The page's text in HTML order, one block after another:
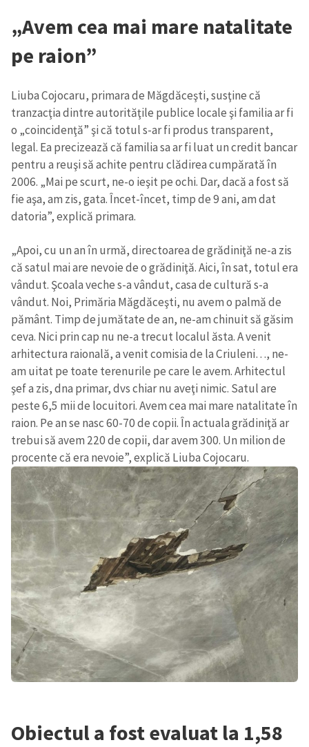
Trimite o informație
Despre ZdG
in English
на русском
„Avem cea mai mare natalitate
pe raion”
Liuba Cojocaru, primara de Măgdăceşti, susţine că
tranzacţia dintre autorităţile publice locale şi familia ar fi
o „coincidenţă” şi că totul s-ar fi produs transparent,
legal. Ea precizează că familia sa ar fi luat un credit bancar
pentru a reuşi să achite pentru clădirea cumpărată în
2006. „Mai pe scurt, ne-o ieşit pe ochi. Dar, dacă a fost să
fie aşa, am zis, gata. Încet-încet, timp de 9 ani, am dat
datoria”, explică primara.
„Apoi, cu un an în urmă, directoarea de grădiniţă ne-a zis
că satul mai are nevoie de o grădiniţă. Aici, în sat, totul era
vândut. Şcoala veche s-a vândut, casa de cultură s-a
vândut. Noi, Primăria Măgdăceşti, nu avem o palmă de
pământ. Timp de jumătate de an, ne-am chinuit să găsim
ceva. Nici prin cap nu ne-a trecut localul ăsta. A venit
arhitectura raională, a venit comisia de la Criuleni…, ne-
am uitat pe toate terenurile pe care le avem. Arhitectul
şef a zis, dna primar, dvs chiar nu aveţi nimic. Satul are
peste 6,5 mii de locuitori. Avem cea mai mare natalitate în
raion. Pe an se nasc 60-70 de copii. În actuala grădiniţă ar
trebui să avem 220 de copii, dar avem 300. Un milion de
procente că era nevoie”, explică Liuba Cojocaru.
Obiectul a fost evaluat la 1,58